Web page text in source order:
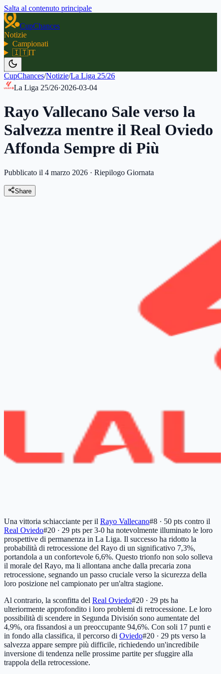
Salta al contenuto principale
CupChances
Notizie
Campionati
🇮🇹IT
CupChances/Notizie/La Liga 25/26
La Liga 25/26·2026-03-04
Rayo Vallecano Sale verso la
Salvezza mentre il Real Oviedo
Affonda Sempre di Più
Pubblicato il 4 marzo 2026 · Riepilogo Giornata
Share
Una vittoria schiacciante per il Rayo Vallecano#8 · 50 pts contro il
Real Oviedo#20 · 29 pts per 3-0 ha notevolmente illuminato le loro
prospettive di permanenza in La Liga. Il successo ha ridotto la
probabilità di retrocessione del Rayo di un significativo 7,3%,
portandola a un confortevole 6,6%. Questo trionfo non solo solleva
il morale del Rayo, ma li allontana anche dalla precaria zona
retrocessione, segnando un passo cruciale verso la sicurezza della
loro posizione nel campionato per un'altra stagione.
Al contrario, la sconfitta del Real Oviedo#20 · 29 pts ha
ulteriormente approfondito i loro problemi di retrocessione. Le loro
possibilità di scendere in Segunda División sono aumentate del
4,9%, ora fissandosi a un preoccupante 94,6%. Con soli 17 punti e
in fondo alla classifica, il percorso di Oviedo#20 · 29 pts verso la
salvezza appare sempre più difficile, richiedendo un'incredibile
inversione di tendenza nelle prossime partite per sfuggire alla
trappola della retrocessione.